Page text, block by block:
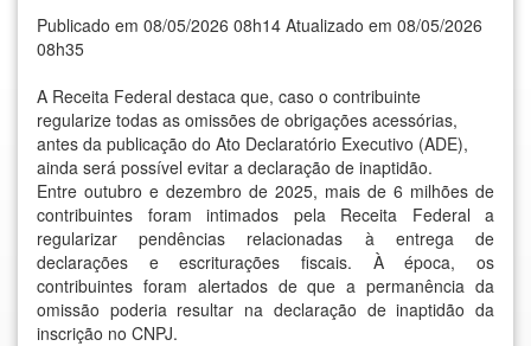
Publicado em 08/05/2026 08h14 Atualizado em 08/05/2026
08h35
A Receita Federal destaca que, caso o contribuinte
regularize todas as omissões de obrigações acessórias,
antes da publicação do Ato Declaratório Executivo (ADE),
ainda será possível evitar a declaração de inaptidão.
Entre outubro e dezembro de 2025, mais de 6 milhões de
contribuintes foram intimados pela Receita Federal a
regularizar pendências relacionadas à entrega de
declarações e escriturações fiscais. À época, os
contribuintes foram alertados de que a permanência da
omissão poderia resultar na declaração de inaptidão da
inscrição no CNPJ.